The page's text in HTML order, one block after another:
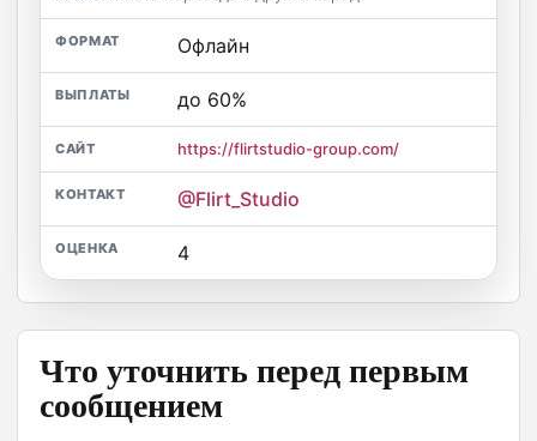
Офлайн
до 60%
https://flirtstudio-group.com/
@Flirt_Studio
4
Что уточнить перед первым
сообщением